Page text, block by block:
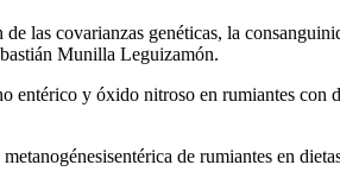
de las covarianzas genéticas, la
Munilla Leguizamón.
entérico y óxido nitroso en rumiantes con
de rumiantes en